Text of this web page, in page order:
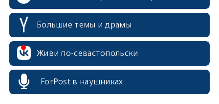
Большие темы и драмы
Живи по-севастопольски
ForPost в наушниках
erid: 2SDnjcrDNw6